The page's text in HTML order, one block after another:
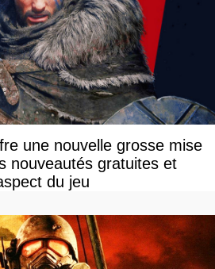
une nouvelle grosse mise
nouveautés gratuites et
du jeu